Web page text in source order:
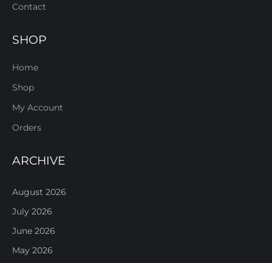
Contact
SHOP
Home
Shop
My Account
Orders
ARCHIVE
August 2026
July 2026
June 2026
May 2026